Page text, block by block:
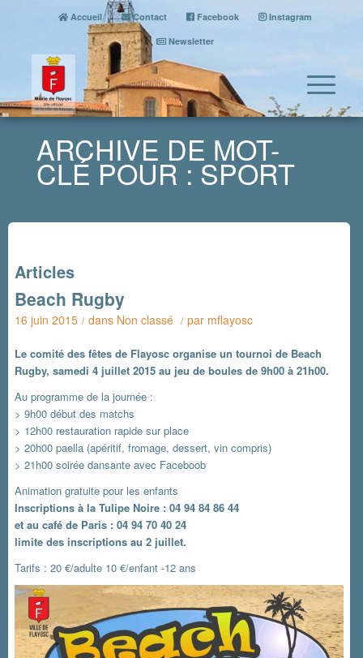
Accueil Contact Facebook
Instagram
Newsletter
ARCHIVE DE MOT-
CLÉ POUR : SPORT
Articles
Beach Rugby
16 juin 2015 / dans Non classé / par mflayosc
Le comité des fêtes de Flayosc organise un tournoi de Beach
Rugby, samedi 4 juillet 2015 au jeu de boules de 9h00 à 21h00.
Au programme de la journée :
> 9h00 début des matchs
> 12h00 restauration rapide sur place
> 20h00 paella (apéritif, fromage, dessert, vin compris)
> 21h00 soirée dansante avec Faceboob
Animation gratuite pour les enfants
Inscriptions à la Tulipe Noire : 04 94 84 86 44
et au café de Paris : 04 94 70 40 24
limite des inscriptions au 2 juillet.
Tarifs : 20 €/adulte 10 €/enfant -12 ans